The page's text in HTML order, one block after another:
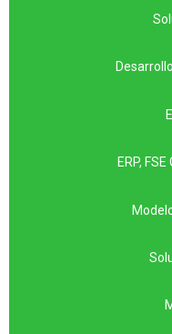
ERP,